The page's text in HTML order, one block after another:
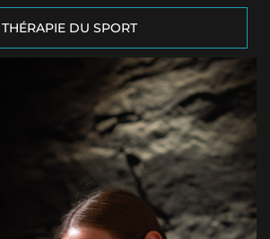
THÉRAPIE DU SPORT